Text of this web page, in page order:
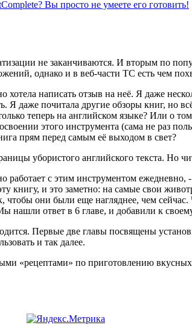
Вы просто не умеете его готовить!
не заканчиваются. И вторым по
однако и в веб-части ТС есть чем
написать отзыв на неё. Я даже
даже почитала другие обзоры книг, но
теперь на английском языке? Или о
этого инструмента (сама не раз
прям перед самым её выходом в свет?
убористого английского текста. Но
с этим инструментом
книгу, и это заметно: на самые свои
чтобы они были еще нагляднее, чем
ответ в 6 главе, и добавили к
Первые две главы посвящены
и так далее.
«рецептами» по приготовлению